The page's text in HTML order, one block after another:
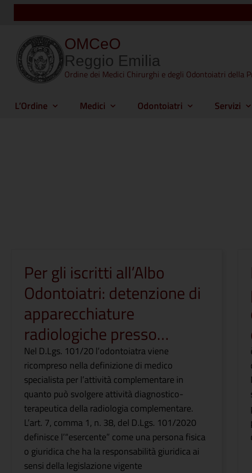
OMCeO
Reggio Emilia
Ordine dei Medici Chirurghi e degli Odontoiatri della
L’Ordine Medici Odontoiatri Servizi
Per gli iscritti all’Albo
Odontoiatri: detenzione di
apparecchiature
radiologiche presso…
Nel D.Lgs. 101/20 l’odontoiatra viene
ricompreso nella definizione di medico
specialista per l’attività complementare in
quanto può svolgere attività diagnostico-
terapeutica della radiologia complementare.
L’art. 7, comma 1, n. 38, del D.Lgs. 101/2020
definisce l’“esercente” come una persona fisica
o giuridica che ha la responsabilità giuridica ai
sensi della legislazione vigente